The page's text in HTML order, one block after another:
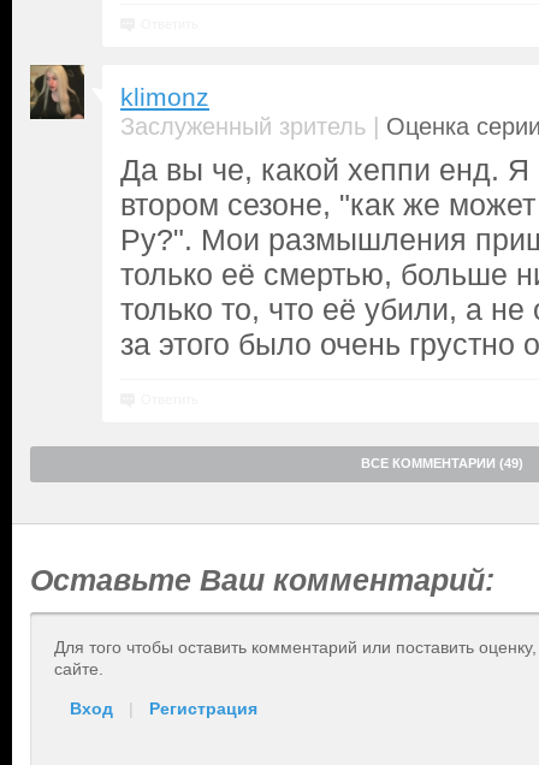
klimonz
Заслуженный зритель | Оценка
Да вы че, какой хеппи енд.
втором сезоне, "как же
Ру?". Мои размышления
только её смертью, больше
только то, что её убили, а
за этого было очень грустно
ВСЕ КОММЕНТАРИИ (49)
Оставьте Ваш комментарий:
Для того чтобы оставить комментарий или поставить
сайте.
Вход | Регистрация